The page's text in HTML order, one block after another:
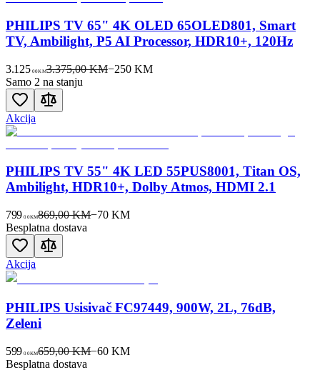
PHILIPS TV 65" 4K OLED 65OLED801, Smart
TV, Ambilight, P5 AI Processor, HDR10+, 120Hz
3.125 00KM3.375,00 KM−250KM
Samo 2 na stanju
Akcija
PHILIPS TV 55" 4K LED 55PUS8001, Titan OS,
Ambilight, HDR10+, Dolby Atmos, HDMI 2.1
799 00KM869,00 KM−70 KM
Besplatna dostava
Akcija
PHILIPS Usisivač FC97449, 900W, 2L, 76dB,
Zeleni
599 00KM659,00 KM−60 KM
Besplatna dostava